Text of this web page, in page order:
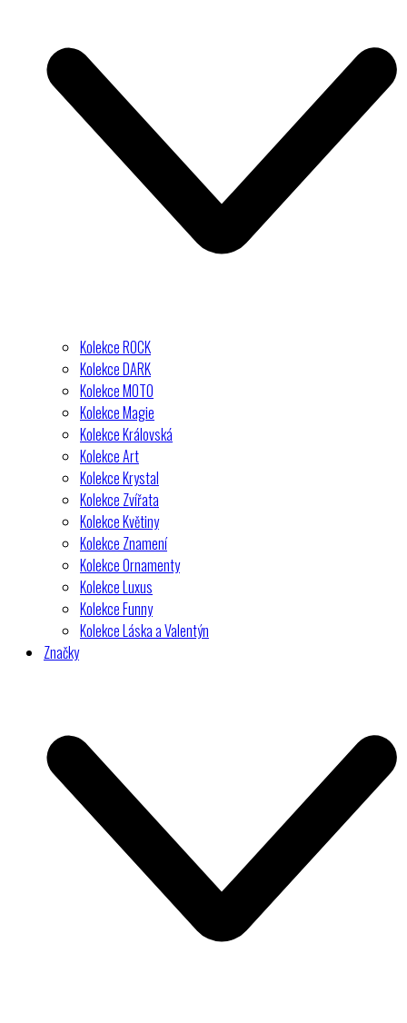
Kolekce ROCK
Kolekce DARK
Kolekce MOTO
Kolekce Magie
Kolekce Královská
Kolekce Art
Kolekce Krystal
Kolekce Zvířata
Kolekce Květiny
Kolekce Znamení
Kolekce Ornamenty
Kolekce Luxus
Kolekce Funny
Kolekce Láska a Valentýn
Značky